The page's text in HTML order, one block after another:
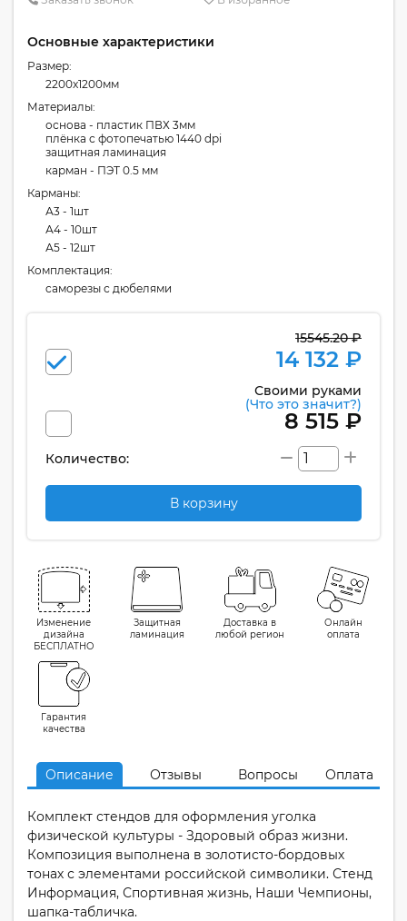
Основные характеристики
Размер:
2200x1200мм
Материалы:
основа - пластик ПВХ 3мм
плёнка с фотопечатью 1440 dpi
защитная ламинация
карман - ПЭТ 0.5 мм
Карманы:
А3 - 1шт
А4 - 10шт
А5 - 12шт
Комплектация:
cаморезы с дюбелями
15545.20 ₽
14 132 ₽
Своими руками
(Что это значит?)
8 515 ₽
Количество:
В корзину
Изменение
дизайна
БЕСПЛАТНО
Защитная
ламинация
Доставка в
любой регион
Онлайн
оплата
Гарантия
качества
Описание Отзывы Вопросы Оплата
Комплект стендов для оформления уголка
физической культуры - Здоровый образ жизни.
Композиция выполнена в золотисто-бордовых
тонах с элементами российской символики. Стенд
Информация, Спортивная жизнь, Наши Чемпионы,
шапка-табличка.